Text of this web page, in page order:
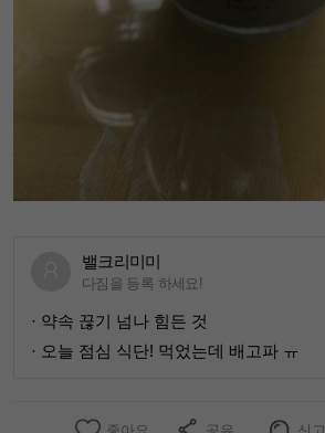
밸크리미미
다짐을 등록 하세요!
· 약속 끊기 넘나 힘든 것
· 오늘 점심 식단! 먹었는데 배고파 ㅠ